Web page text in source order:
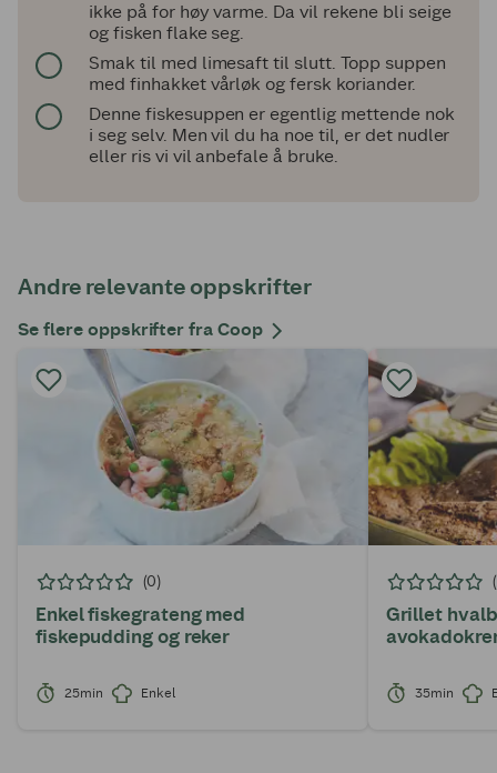
ikke på for høy varme. Da vil rekene bli seige
og fisken flake seg.
Smak til med limesaft til slutt. Topp suppen
med finhakket vårløk og fersk koriander.
Denne fiskesuppen er egentlig mettende nok
i seg selv. Men vil du ha noe til, er det nudler
eller ris vi vil anbefale å bruke.
Andre relevante oppskrifter
Se flere oppskrifter fra Coop
(0)
Enkel fiskegrateng med
fiskepudding og reker
25min Enkel
Grillet
35min